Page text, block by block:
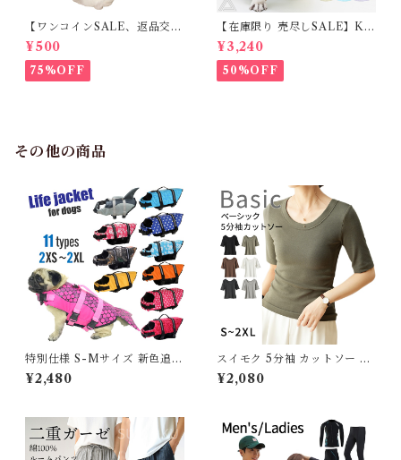
【ワンコインSALE、返品交換
不可】KM171SK フレンチブ
ルドック 犬服 女の子 ピンク
スカート
¥500
75%OFF
【在庫限り 売尽しSALE】K
M952Tダウンベスト 100%ダ
ウン・フェザー 犬 犬服 ダウン
ジャケット ベスト フレンチブ
ルドッグ 冬服 極暖 暖かい 可
¥3,240
50%OFF
その他の商品
特別仕様 S-Mサイズ 新色追加
犬 ライフジャケット 犬用 ドッ
グ ペット 安全 安心 超小型犬
SUP サップ救命胴衣 KM514
G
¥2,480
スイモク 5分袖 カットソー T
シャツ レディース トップス リ
ブ デイリー 五分袖 半袖 肌触
透けにくい 透けない オフィス
スーツ シンプル カーキ 5683
037【水沐良品】
¥2,080